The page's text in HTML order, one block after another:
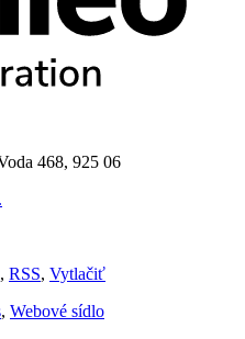
468, 925 06
, RSS, Vytlačiť
, Webové sídlo